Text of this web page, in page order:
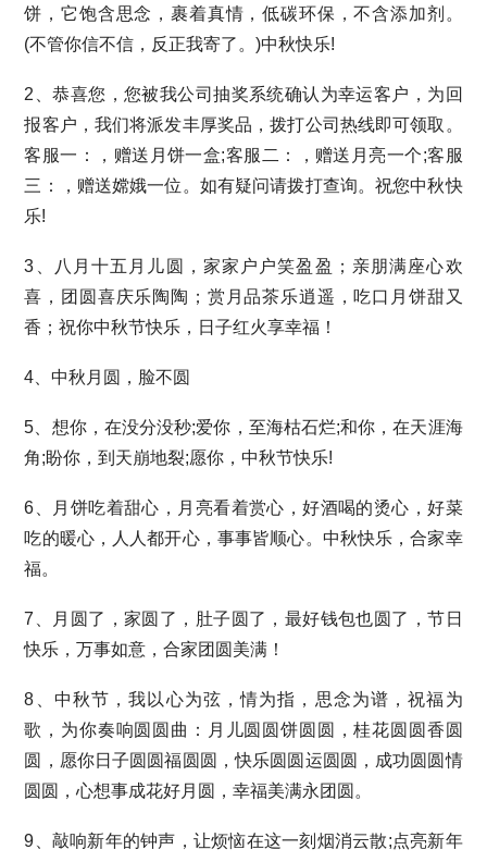
饼，它饱含思念，裹着真情，低碳环保，不含添加剂。
(不管你信不信，反正我寄了。)中秋快乐!
2、恭喜您，您被我公司抽奖系统确认为幸运客户，为回
报客户，我们将派发丰厚奖品，拨打公司热线即可领取。
客服一：，赠送月饼一盒;客服二：，赠送月亮一个;客服
三：，赠送嫦娥一位。如有疑问请拨打查询。祝您中秋快
乐!
3、八月十五月儿圆，家家户户笑盈盈；亲朋满座心欢
喜，团圆喜庆乐陶陶；赏月品茶乐逍遥，吃口月饼甜又
香；祝你中秋节快乐，日子红火享幸福！
4、中秋月圆，脸不圆
5、想你，在没分没秒;爱你，至海枯石烂;和你，在天涯海
角;盼你，到天崩地裂;愿你，中秋节快乐!
6、月饼吃着甜心，月亮看着赏心，好酒喝的烫心，好菜
吃的暖心，人人都开心，事事皆顺心。中秋快乐，合家幸
福。
7、月圆了，家圆了，肚子圆了，最好钱包也圆了，节日
快乐，万事如意，合家团圆美满！
8、中秋节，我以心为弦，情为指，思念为谱，祝福为
歌，为你奏响圆圆曲：月儿圆圆饼圆圆，桂花圆圆香圆
圆，愿你日子圆圆福圆圆，快乐圆圆运圆圆，成功圆圆情
圆圆，心想事成花好月圆，幸福美满永团圆。
9、敲响新年的钟声，让烦恼在这一刻烟消云散;点亮新年